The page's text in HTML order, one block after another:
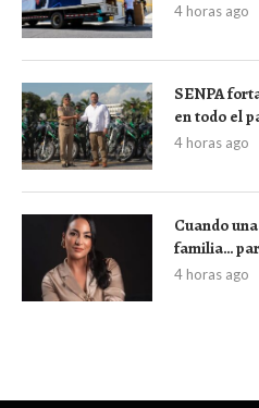
4 horas ago
SENPA
en todo el
4 horas ago
Cuando
familia…
4 horas ago